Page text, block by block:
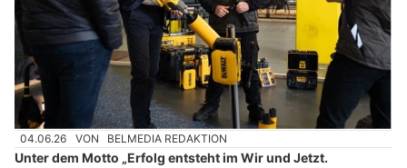
04.06.26 VON BELMEDIA REDAKTION
Unter dem Motto „Erfolg entsteht im Wir und Jetzt.